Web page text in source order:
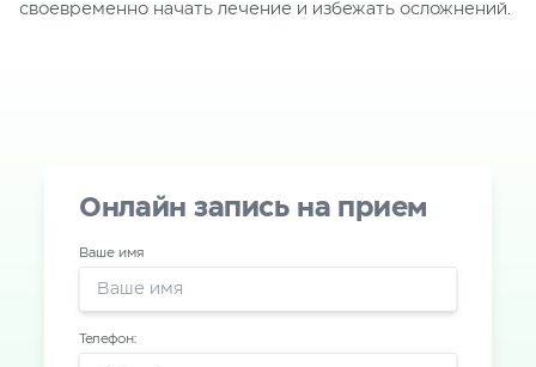
своевременно начать лечение и избежать осложнений.
Онлайн запись на прием
Ваше имя
Телефон: